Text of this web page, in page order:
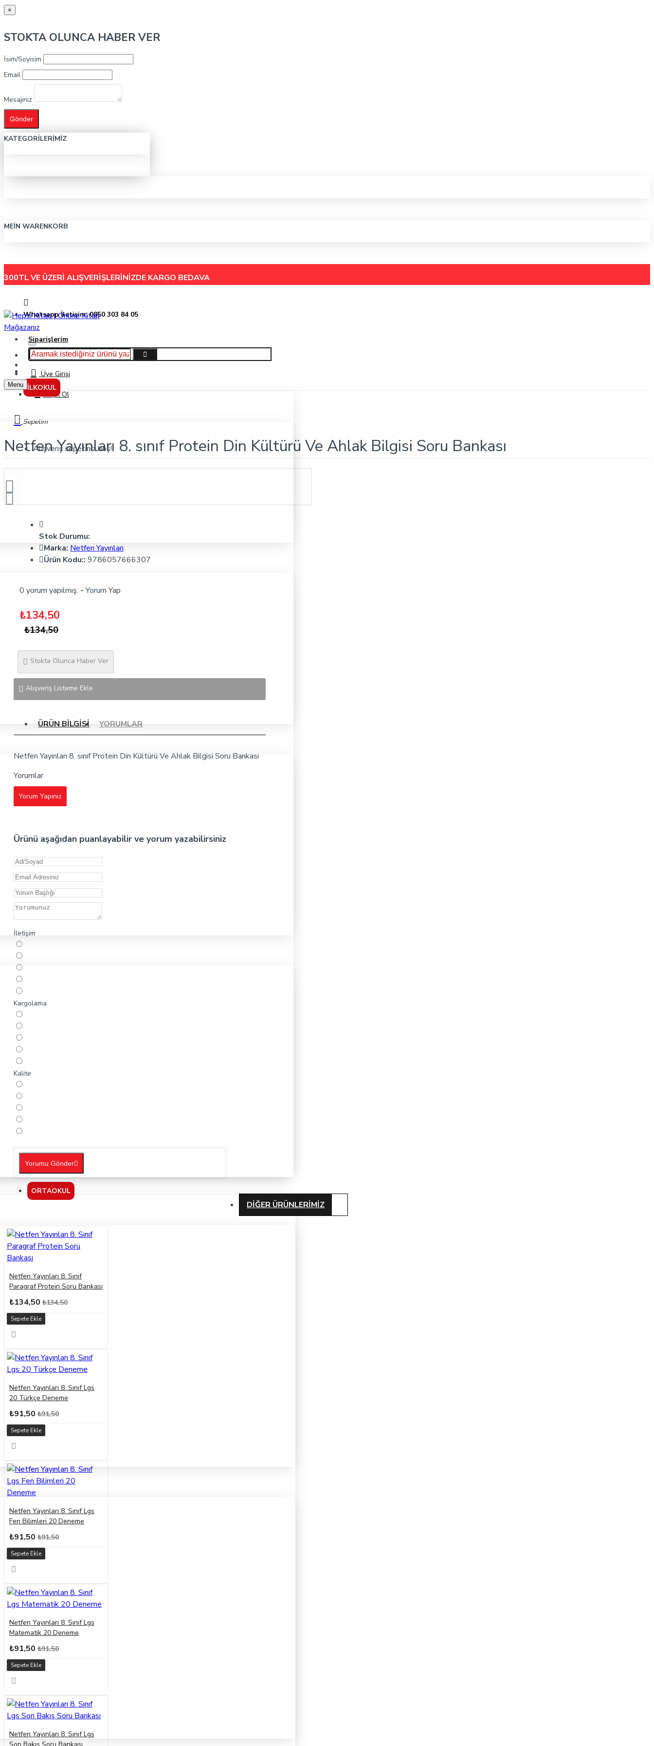
×
STOKTA OLUNCA HABER VER
İsim/Soyisim
Email
Mesajınız
Gönder
KATEGORILERIMIZ
MEIN WARENKORB
300TL VE ÜZERİ ALIŞVERİŞLERİNİZDE KARGO BEDAVA
Whatsapp İletişim: 0850 303 84 05
Siparişlerim
Hakkımızda
İletişimÜye Girişi
Kayıt Ol
Sepetim
Alışveriş sepetiniz boş!
İLKOKUL
ORTAOKUL
Menu
Netfen Yayınları 8. sınıf Protein Din Kültürü Ve Ahlak Bilgisi Soru Bankası
Netfen Yayınları 8. sınıf Protein Din Kültürü Ve Ahlak Bilgisi Soru Bankası
Stok Durumu:
Marka: Netfen Yayınları
Ürün Kodu:: 9786057666307
0 yorum yapılmış. - Yorum Yap
₺134,50
₺134,50
Stokta Olunca Haber Ver
Alışveriş Listeme Ekle
ÜRÜN BILGISI YORUMLAR
Netfen Yayınları 8. sınıf Protein Din Kültürü Ve Ahlak Bilgisi Soru Bankası
Yorumlar
Yorum Yapınız
Ürünü aşağıdan puanlayabilir ve yorum yazabilirsiniz
İletişim
Kargolama
Kalite
Yorumu Gönder
DIĞER ÜRÜNLERIMIZ
Netfen Yayınları 8. Sınıf
Paragraf Protein Soru Bankası
₺134,50 ₺134,50
Sepete Ekle
Netfen Yayınları 8. Sınıf Lgs
20 Türkçe Deneme
₺91,50 ₺91,50
Sepete Ekle
Netfen Yayınları 8. Sınıf Lgs
Fen Bilimleri 20 Deneme
₺91,50 ₺91,50
Sepete Ekle
Netfen Yayınları 8. Sınıf Lgs
Matematik 20 Deneme
₺91,50 ₺91,50
Sepete Ekle
Netfen Yayınları 8. Sınıf Lgs